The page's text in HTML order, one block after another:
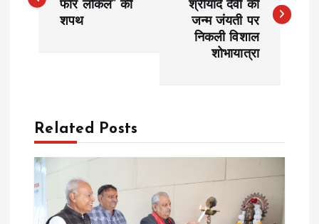
a
v
फॉर लोकल” की
शपथ
श्रीयादे देवी की
जन्म जंयती पर
निकली विशाल
शोभायात्रा
Related Posts